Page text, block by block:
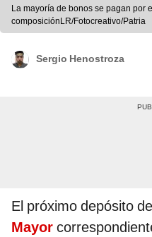
La mayoría de bonos se pagan por
composiciónLR/Fotocreativo/Patria
Sergio Henostroza
El próximo depósito
Mayor